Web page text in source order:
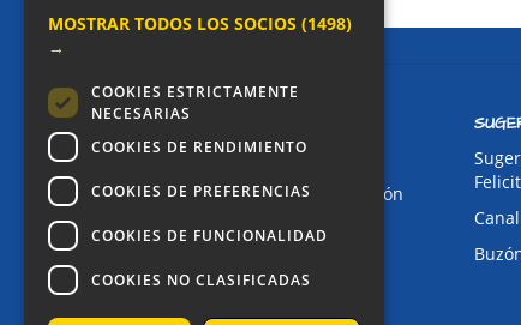
CONTACTO
Dirección:
Avda. de Pablo Iglesias, 4. Alcorcón
Teléfonos:
Secretaría Infantil:91 643 61 33
MOSTRAR TODOS LOS SOCIOS (1498)
→
COOKIES ESTRICTAMENTE
NECESARIAS
COOKIES DE RENDIMIENTO
COOKIES DE PREFERENCIAS
COOKIES DE FUNCIONALIDAD
COOKIES NO CLASIFICADAS